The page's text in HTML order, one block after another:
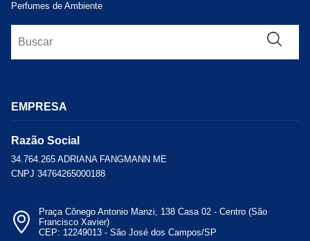
Perfumes de Ambiente
EMPRESA
Razão Social
34.764.265 ADRIANA FANGMANN ME
CNPJ 34764265000188
Praça Cônego Antonio Manzi, 138 Casa 02 - Centro (São
Francisco Xavier)
CEP: 12249013 - São José dos Campos/SP